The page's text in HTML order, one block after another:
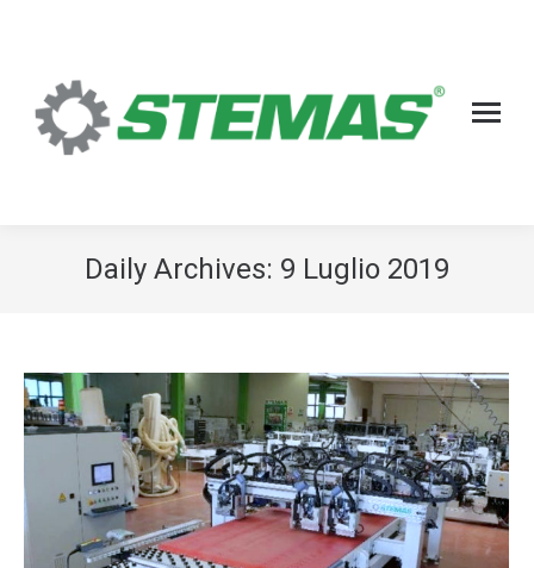
Daily Archives: 9 Luglio 2019